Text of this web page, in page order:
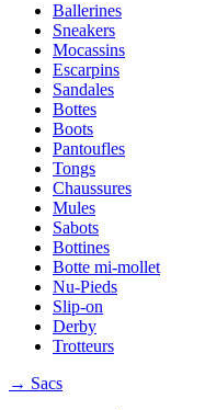
Ballerines
Sneakers
Mocassins
Escarpins
Sandales
Bottes
Boots
Pantoufles
Tongs
Chaussures
Mules
Sabots
Bottines
Botte mi-mollet
Nu-Pieds
Slip-on
Derby
Trotteurs
→ Sacs